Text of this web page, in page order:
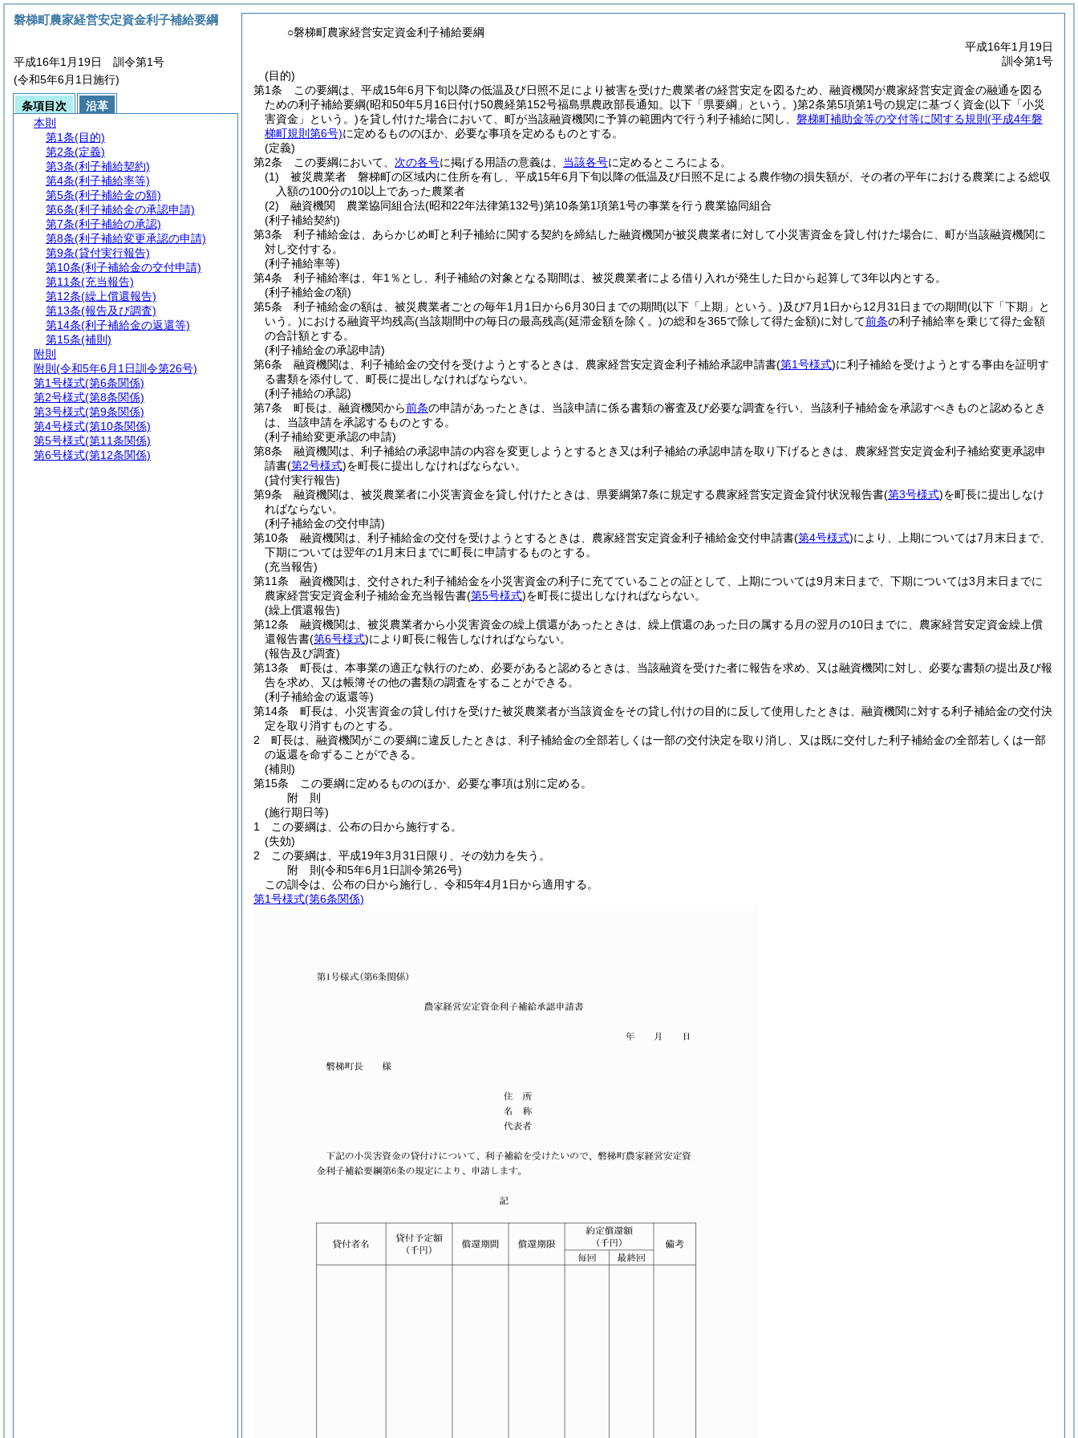
○磐梯町農家経営安定資金利子補給要綱
平成16年1月19日
訓令第1号
(目的)
第1条
この要綱は、平成15年6月下旬以降の低温及び日照不足により被害を受けた農業者の経営安定を図るため、融資機関が農家経営安定資金の融通を図る
ための利子補給要綱(昭和50年5月16日付け50農経第152号福島県農政部長通知。以下「県要綱」という。)第2条第5項第1号の規定に基づく資金(以下「小災
害資金」という。)を貸し付けた場合において、町が当該融資機関に予算の範囲内で行う利子補給に関し、 磐梯町補助金等の交付等に関する規則 (平成4年磐
梯町規則第6号)に定めるもののほか、必要な事項を定めるものとする。
(定義)
第2条
この要綱において、 次の各号に掲げる用語の意義は、 当該各号に定めるところによる。
(1)
被災農業者 磐梯町の区域内に住所を有し、平成15年6月下旬以降の低温及び日照不足による農作物の損失額が、その者の平年における農業による総収
入額の100分の10以上であった農業者
(2)
融資機関 農業協同組合法(昭和22年法律第132号)第10条第1項第1号の事業を行う農業協同組合
(利子補給契約)
第3条
利子補給金は、あらかじめ町と利子補給に関する契約を締結した融資機関が被災農業者に対して小災害資金を貸し付けた場合に、町が当該融資機関に
対し交付する。
(利子補給率等)
第4条
利子補給率は、年1％とし、利子補給の対象となる期間は、被災農業者による借り入れが発生した日から起算して3年以内とする。
(利子補給金の額)
第5条
利子補給金の額は、被災農業者ごとの毎年1月1日から6月30日までの期間(以下「上期」という。)及び7月1日から12月31日までの期間(以下「下期」と
いう。)における融資平均残高(当該期間中の毎日の最高残高(延滞金額を除く。)の総和を365で除して得た金額)に対して前条の利子補給率を乗じて得た金額
の合計額とする。
(利子補給金の承認申請)
第6条
融資機関は、利子補給金の交付を受けようとするときは、農家経営安定資金利子補給承認申請書(第1号様式)に利子補給を受けようとする事由を証明す
る書類を添付して、町長に提出しなければならない。
(利子補給の承認)
第7条
町長は、融資機関から前条の申請があったときは、当該申請に係る書類の審査及び必要な調査を行い、当該利子補給金を承認すべきものと認めるとき
は、当該申請を承認するものとする。
(利子補給変更承認の申請)
第8条
融資機関は、利子補給の承認申請の内容を変更しようとするとき又は利子補給の承認申請を取り下げるときは、農家経営安定資金利子補給変更承認申
請書(第2号様式)を町長に提出しなければならない。
(貸付実行報告)
第9条
融資機関は、被災農業者に小災害資金を貸し付けたときは、県要綱第7条に規定する農家経営安定資金貸付状況報告書(第3号様式)を町長に提出しなけ
ればならない。
(利子補給金の交付申請)
第10条
融資機関は、利子補給金の交付を受けようとするときは、農家経営安定資金利子補給金交付申請書(第4号様式)により、上期については7月末日まで、
下期については翌年の1月末日までに町長に申請するものとする。
(充当報告)
第11条
融資機関は、交付された利子補給金を小災害資金の利子に充てていることの証として、上期については9月末日まで、下期については3月末日までに
農家経営安定資金利子補給金充当報告書(第5号様式)を町長に提出しなければならない。
(繰上償還報告)
第12条
融資機関は、被災農業者から小災害資金の繰上償還があったときは、繰上償還のあった日の属する月の翌月の10日までに、農家経営安定資金繰上償
還報告書(第6号様式)により町長に報告しなければならない。
(報告及び調査)
第13条
町長は、本事業の適正な執行のため、必要があると認めるときは、当該融資を受けた者に報告を求め、又は融資機関に対し、必要な書類の提出及び報
告を求め、又は帳簿その他の書類の調査をすることができる。
(利子補給金の返還等)
第14条
町長は、小災害資金の貸し付けを受けた被災農業者が当該資金をその貸し付けの目的に反して使用したときは、融資機関に対する利子補給金の交付決
定を取り消すものとする。
2
町長は、融資機関がこの要綱に違反したときは、利子補給金の全部若しくは一部の交付決定を取り消し、又は既に交付した利子補給金の全部若しくは一部
の返還を命ずることができる。
(補則)
第15条
この要綱に定めるもののほか、必要な事項は別に定める。
附 則
(施行期日等)
1
この要綱は、公布の日から施行する。
(失効)
2
この要綱は、平成19年3月31日限り、その効力を失う。
附 則(令和5年6月1日訓令第26号)
この訓令は、公布の日から施行し、令和5年4月1日から適用する。
第1号様式(第6条関係)
磐梯町農家経営安定資金利子補給要綱
平成16年1月19日 訓令第1号
(令和5年6月1日施行)
条項目次
沿革
本則
第1条(目的)
第2条(定義)
第3条(利子補給契約)
第4条(利子補給率等)
第5条(利子補給金の額)
第6条(利子補給金の承認申請)
第7条(利子補給の承認)
第8条(利子補給変更承認の申請)
第9条(貸付実行報告)
第10条(利子補給金の交付申請)
第11条(充当報告)
第12条(繰上償還報告)
第13条(報告及び調査)
第14条(利子補給金の返還等)
第15条(補則)
附則
附則 (令和5年6月1日訓令第26号)
第1号様式(第6条関係)
第2号様式(第8条関係)
第3号様式(第9条関係)
第4号様式(第10条関係)
第5号様式(第11条関係)
第6号様式(第12条関係)